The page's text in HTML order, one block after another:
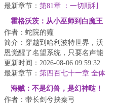
法术的元素蛮子，蜕变...
最新章节： 第81章 ：一切顺利
霍格沃茨：从小巫师到白魔王
作者：蛇院的獾
简介：穿越到哈利波特世界，沃
恩觉醒了名望系统，只要名声能
够广为传播，他就可以获得名望
点，给自己学会...
更新时间：2026-08-06 09:59:32
最新章节： 第四百七十一章 全体
大会？巫师贤人会议！
海贼：不是幻兽，是幻神哒！
作者：带长剑兮挟秦弓